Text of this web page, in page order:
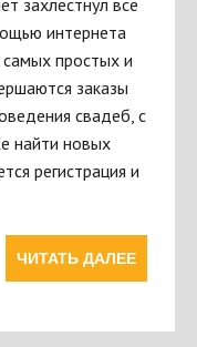
захлестнул все
интернета
простых и
заказы
свадеб, с
найти новых
регистрация и
ЧИТАТЬ ДАЛЕЕ